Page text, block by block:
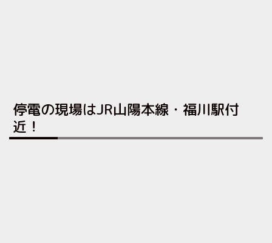
停電の現場はJR山陽本線・福川駅付
近！